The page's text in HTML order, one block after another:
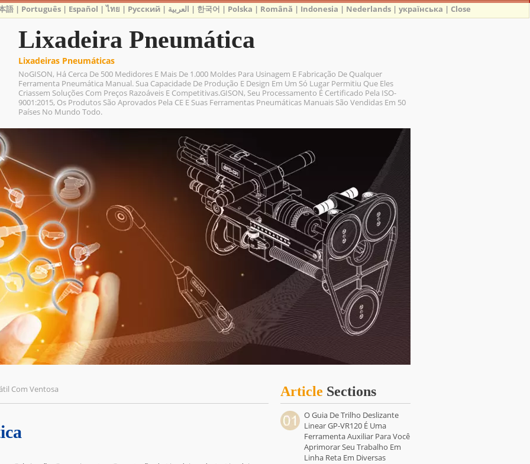
Lixadeira Pneumática
Lixadeiras Pneumáticas
NoGISON, Há Cerca De 500 Medidores E Mais De 1.000 Moldes Para Usinagem E Fabricação De Qualquer
Ferramenta Pneumática Manual. Sua Capacidade De Produção E Design Em Um Só Lugar Permitiu Que Eles
Criassem Soluções Com Preços Razoáveis ​​e Competitivas.GISON, Seu Processamento É Certificado Pela ISO-
9001:2015, Os Produtos São Aprovados Pela CE E Suas Ferramentas Pneumáticas Manuais São Vendidas Em 50
Países No Mundo Todo.
Com Ventosa Article Sections
O Guia De Trilho Deslizante
Linear GP-VR120 É Uma
Ferramenta Auxiliar Para Você
Aprimorar Seu Trabalho Em
Linha Reta Em Diversas
語 | Português | Español |ไทย | Русский | العربية | 한국어 | Polska | Română | Indonesia | Nederlands |українська | Close